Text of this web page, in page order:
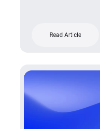
Read Article